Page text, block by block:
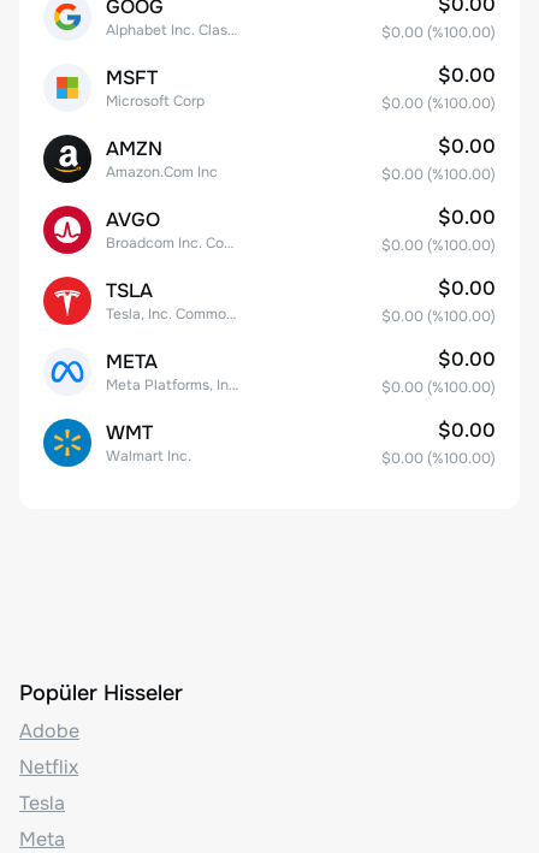
GOOG
Alphabet Inc. Class C Capital Stock $0.00 (%100.00)
MSFT
Microsoft Corp
$0.00
$0.00 (%100.00)
AMZN
Amazon.Com Inc
$0.00
$0.00 (%100.00)
AVGO
Broadcom Inc. Common Stock
$0.00
$0.00 (%100.00)
TSLA
Tesla, Inc. Common Stock
$0.00
$0.00 (%100.00)
META
Meta Platforms, Inc. Class A Common Stock
$0.00
$0.00 (%100.00)
WMT
Walmart Inc.
$0.00
$0.00 (%100.00)
Popüler Hisseler
Adobe
Netflix
Tesla
Meta